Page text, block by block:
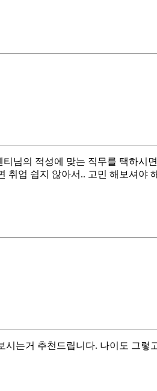
님의 적성에 맞는 직무를 택하
취업 쉽지 않아서.. 고민 해보셔야
는거 추천드립니다. 나이도 그